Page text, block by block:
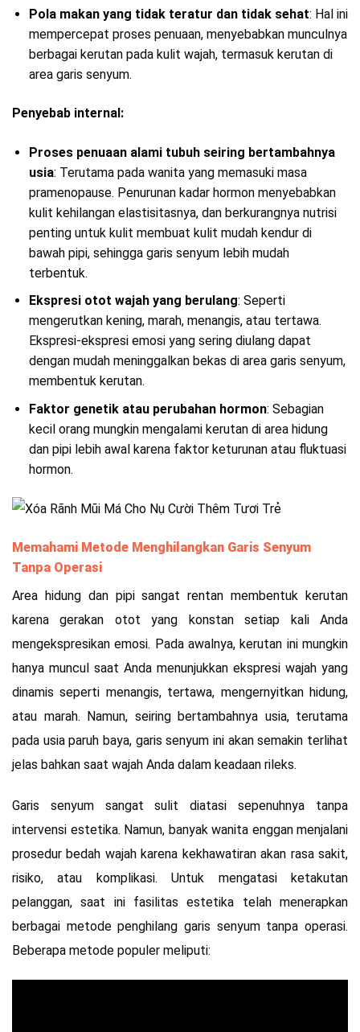
Pola makan yang tidak teratur dan tidak sehat: Hal ini
mempercepat proses penuaan, menyebabkan munculnya
berbagai kerutan pada kulit wajah, termasuk kerutan di
area garis senyum.
Penyebab internal:
Proses penuaan alami tubuh seiring bertambahnya
usia: Terutama pada wanita yang memasuki masa
pramenopause. Penurunan kadar hormon menyebabkan
kulit kehilangan elastisitasnya, dan berkurangnya nutrisi
penting untuk kulit membuat kulit mudah kendur di
bawah pipi, sehingga garis senyum lebih mudah
terbentuk.
Ekspresi otot wajah yang berulang: Seperti
mengerutkan kening, marah, menangis, atau tertawa.
Ekspresi-ekspresi emosi yang sering diulang dapat
dengan mudah meninggalkan bekas di area garis senyum,
membentuk kerutan.
Faktor genetik atau perubahan hormon: Sebagian
kecil orang mungkin mengalami kerutan di area hidung
dan pipi lebih awal karena faktor keturunan atau fluktuasi
hormon.
Memahami Metode Menghilangkan Garis Senyum
Tanpa Operasi
Area hidung dan pipi sangat rentan membentuk kerutan
karena gerakan otot yang konstan setiap kali Anda
mengekspresikan emosi. Pada awalnya, kerutan ini mungkin
hanya muncul saat Anda menunjukkan ekspresi wajah yang
dinamis seperti menangis, tertawa, mengernyitkan hidung,
atau marah. Namun, seiring bertambahnya usia, terutama
pada usia paruh baya, garis senyum ini akan semakin terlihat
jelas bahkan saat wajah Anda dalam keadaan rileks.
Garis senyum sangat sulit diatasi sepenuhnya tanpa
intervensi estetika. Namun, banyak wanita enggan menjalani
prosedur bedah wajah karena kekhawatiran akan rasa sakit,
risiko, atau komplikasi. Untuk mengatasi ketakutan
pelanggan, saat ini fasilitas estetika telah menerapkan
berbagai metode penghilang garis senyum tanpa operasi.
Beberapa metode populer meliputi: